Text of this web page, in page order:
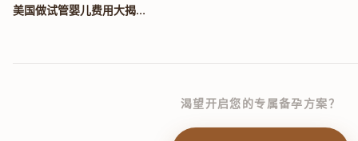
美国做试管婴儿费用大揭...
渴望开启您的专属备孕方案？